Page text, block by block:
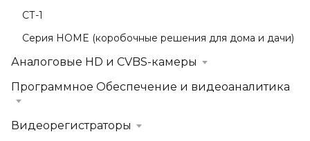
СТ-1
Серия HOME (коробочные решения для дома и дачи)
Аналоговые HD и CVBS-камеры
Программное Обеспечение и видеоаналитика
Видеорегистраторы